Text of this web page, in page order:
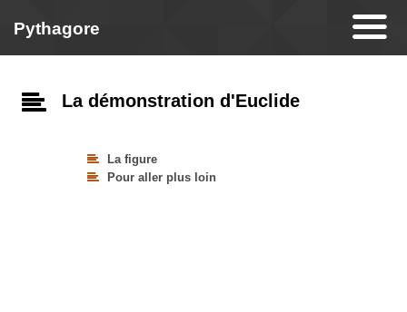
Pythagore
La démonstration d'Euclide
La figure
Pour aller plus loin